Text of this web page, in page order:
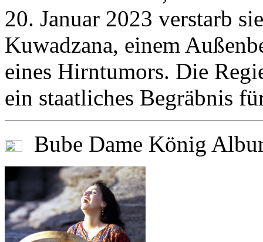
20. Januar 2023 verstarb
Kuwadzana, einem
eines Hirntumors. Die
ein staatliches Begräbnis
Bube Dame König